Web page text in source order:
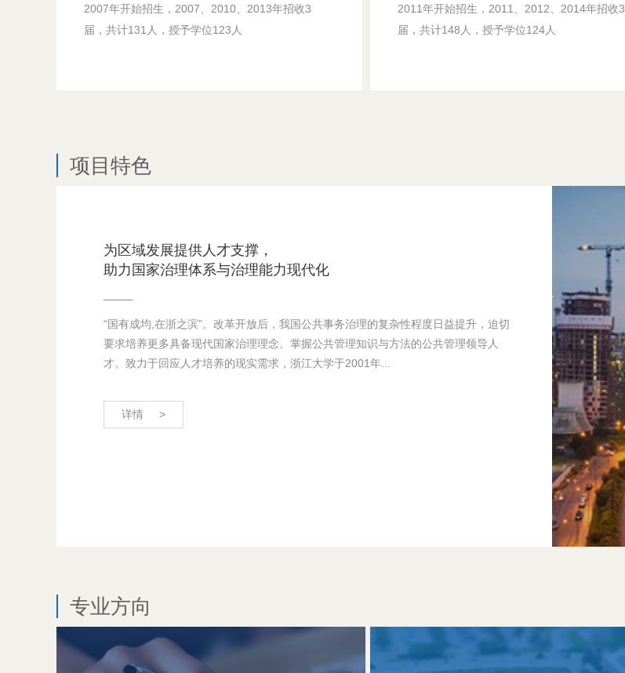
2007年开始招生，2007、2010、2013年招收3
届，共计131人，授予学位123人
2011年开始招生，2011、2012、2014年招收3
届，共计148人，授予学位124人
项目特色
为区域发展提供人才支撑，
助力国家治理体系与治理能力现代化
“国有成均,在浙之滨”。改革开放后，我国公共事务治理的复杂性程度日益提升，迫切
要求培养更多具备现代国家治理理念、掌握公共管理知识与方法的公共管理领导人
才。致力于回应人才培养的现实需求，浙江大学于2001年...
详情 >
专业方向